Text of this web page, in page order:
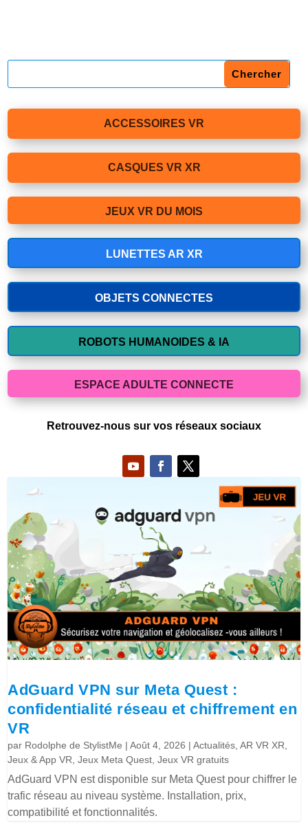
ACCESSOIRES VR
CASQUES VR XR
JEUX VR DU MOIS
LUNETTES AR XR
OBJETS CONNECTES
ROBOTS HUMANOIDES & IA
ESPACE ADULTE CONNECTE
Retrouvez-nous sur vos réseaux sociaux
AdGuard VPN sur Meta Quest :
confidentialité réseau et chiffrement en
VR
par Rodolphe de StylistMe |Août 4, 2026 |Actualités ,AR VR XR
Jeux & App VR ,Jeux Meta Quest ,Jeux VR gratuits
AdGuard VPN est disponible sur Meta Quest pour chiffrer le
trafic réseau au niveau système. Installation, prix,
compatibilité et fonctionnalités.